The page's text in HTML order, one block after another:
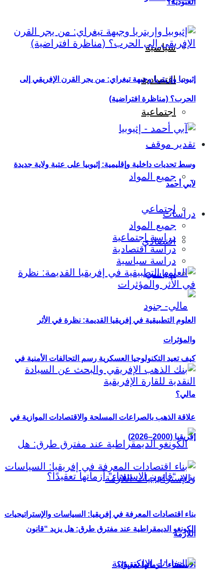
سياسية
اقتصادية
اجتماعية
تقدير موقف
جميع المواد
اجتماعي
اقتصادي
سياسي
كيف تعيد التكنولوجيا العسكرية رسم التحالفات الأمنية في
مالي؟
الكونغو الديمقراطية عند مفترق طرق: هل يزيد “قانون
الاستفتاء” أزماتها تعقيدًا؟
العبودية؟
إثيوبيا وإريتريا وجبهة تيغراي: من يجر القرن الإفريقي إلى
الحرب؟ (مناظرة افتراضية)
وسط تحديات داخلية وإقليمية: إثيوبيا على عتبة ولاية جديدة
لآبي أحمد
دراسات
جميع المواد
دراسة اجتماعية
دراسة اقتصادية
دراسة سياسية
العلوم التطبيقية في إفريقيا القديمة: نظرة في الأثر
والمؤثرات
علاقة الذهب بالصراعات المسلحة والاقتصادات الموازية في
إفريقيا (2000–2026)
بناء اقتصادات المعرفة في إفريقيا: السياسات والإستراتيجيات
اللازمة